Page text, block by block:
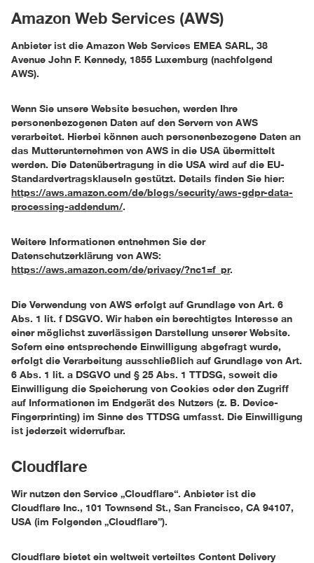
Amazon Web Services (AWS)
Anbieter ist die Amazon Web Services EMEA SARL, 38
Avenue John F. Kennedy, 1855 Luxemburg (nachfolgend
AWS).
Wenn Sie unsere Website besuchen, werden Ihre
personenbezogenen Daten auf den Servern von AWS
verarbeitet. Hierbei können auch personenbezogene Daten an
das Mutterunternehmen von AWS in die USA übermittelt
werden. Die Datenübertragung in die USA wird auf die EU-
Standardvertragsklauseln gestützt. Details finden Sie hier:
https://aws.amazon.com/de/blogs/security/aws-gdpr-data-
processing-addendum/.
Weitere Informationen entnehmen Sie der
Datenschutzerklärung von AWS:
https://aws.amazon.com/de/privacy/?nc1=f_pr.
Die Verwendung von AWS erfolgt auf Grundlage von Art. 6
Abs. 1 lit. f DSGVO. Wir haben ein berechtigtes Interesse an
einer möglichst zuverlässigen Darstellung unserer Website.
Sofern eine entsprechende Einwilligung abgefragt wurde,
erfolgt die Verarbeitung ausschließlich auf Grundlage von Art.
6 Abs. 1 lit. a DSGVO und § 25 Abs. 1 TTDSG, soweit die
Einwilligung die Speicherung von Cookies oder den Zugriff
auf Informationen im Endgerät des Nutzers (z. B. Device-
Fingerprinting) im Sinne des TTDSG umfasst. Die Einwilligung
ist jederzeit widerrufbar.
Cloudflare
Wir nutzen den Service „Cloudflare“. Anbieter ist die
Cloudflare Inc., 101 Townsend St., San Francisco, CA 94107,
USA (im Folgenden „Cloudflare”).
Cloudflare bietet ein weltweit verteiltes Content Delivery